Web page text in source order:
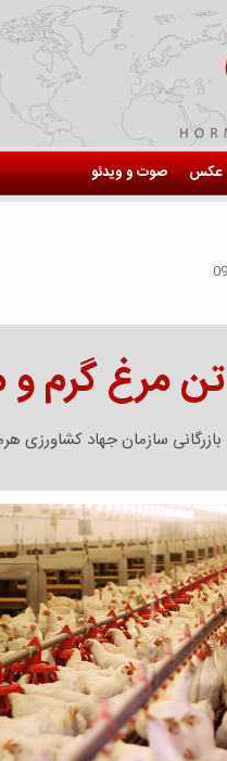
عکس صوت و ویدئو